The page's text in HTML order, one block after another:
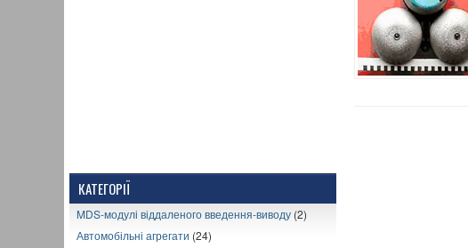
КАТЕГОРІЇ
MDS-модулі віддаленого введення-виводу (2)
Автомобільні агрегати (24)